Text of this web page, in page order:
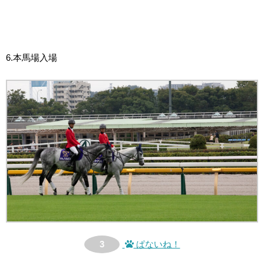
6.本馬場入場
3 ぱないね！